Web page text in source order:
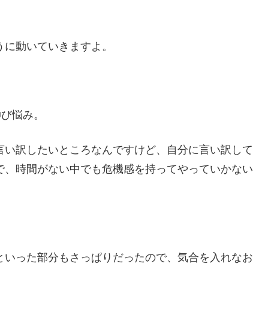
動いていきますよ。
悩み。
訳したいところなんですけど、自分に言い訳して
時間がない中でも危機感を持ってやっていかない
いった部分もさっぱりだったので、気合を入れなお